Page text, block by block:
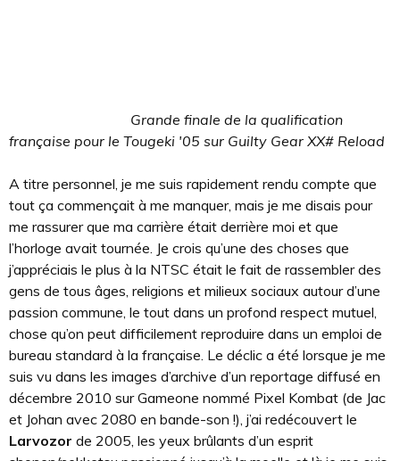
Grande finale de la qualification
française pour le Tougeki '05 sur Guilty Gear XX# Reload
A titre personnel, je me suis rapidement rendu compte que
tout ça commençait à me manquer, mais je me disais pour
me rassurer que ma carrière était derrière moi et que
l’horloge avait tournée. Je crois qu’une des choses que
j’appréciais le plus à la NTSC était le fait de rassembler des
gens de tous âges, religions et milieux sociaux autour d’une
passion commune, le tout dans un profond respect mutuel,
chose qu’on peut difficilement reproduire dans un emploi de
bureau standard à la française. Le déclic a été lorsque je me
suis vu dans les images d’archive d’un reportage diffusé en
décembre 2010 sur Gameone nommé Pixel Kombat (de Jac
et Johan avec 2080 en bande-son !), j’ai redécouvert le
Larvozor de 2005, les yeux brûlants d’un esprit